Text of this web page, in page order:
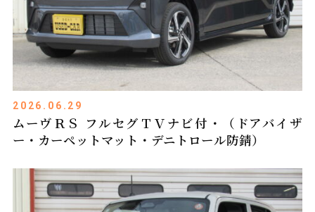
2026.06.29
ムーヴＲＳ フルセグＴＶナビ付・（ドアバイザ
ー・カーペットマット・デニトロール防錆）